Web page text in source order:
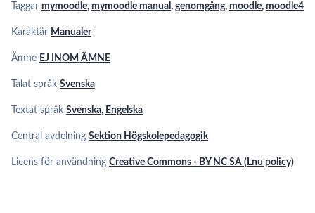
Taggar mymoodle, mymoodle manual , genomgång, moodle, moodle4
Karaktär Manualer
Ämne EJ INOM ÄMNE
Talat språk Svenska
Textat språk Svenska, Engelska
Central avdelning Sektion Högskolepedagogik
Licens för användning Creative Commons - BY NC SA (Lnu policy)